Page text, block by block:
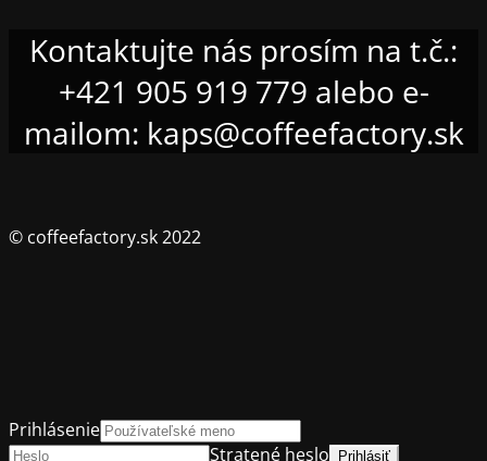
Kontaktujte nás prosím na t.č.:
+421 905 919 779 alebo e-
mailom: kaps@coffeefactory.sk
© coffeefactory.sk 2022
Prihlásenie
Stratené heslo